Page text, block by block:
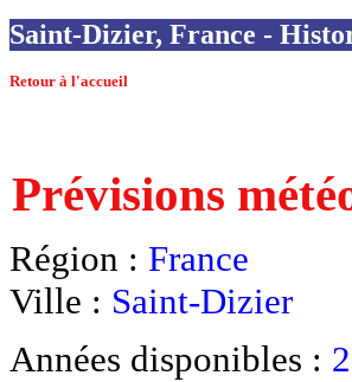
Saint-Dizier, France -
Retour à l'accueil
Prévisions
Région : France
Ville : Saint-Dizier
Années disponibles :